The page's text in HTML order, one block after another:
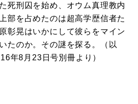
死刑囚を始め、オウム真理教内
部を占めたのは超高学歴信者た
彰晃はいかにして彼らをマイン
たのか。その謎を探る。（以
年8月23日号別冊より）